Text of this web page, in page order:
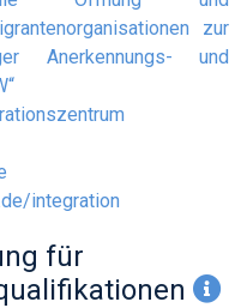
zur
Anerkennungs- und
integration
für